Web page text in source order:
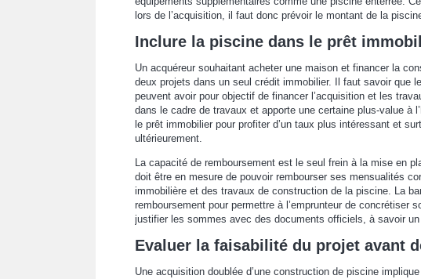
lors de l’acquisition, il faut donc prévoir le montant de la
Inclure la piscine dans le prêt
Un acquéreur souhaitant acheter une maison et financer la
deux projets dans un seul crédit immobilier. Il faut savoir que
peuvent avoir pour objectif de financer l’acquisition et les
dans le cadre de travaux et apporte une certaine plus-value à
le prêt immobilier pour profiter d’un taux plus intéressant et
ultérieurement.
La capacité de remboursement est le seul frein à la mise en
doit être en mesure de pouvoir rembourser ses mensualités
immobilière et des travaux de construction de la piscine. La
remboursement pour permettre à l’emprunteur de concrétiser
justifier les sommes avec des documents officiels, à savoir
Evaluer la faisabilité du projet avant
Une acquisition doublée d’une construction de piscine